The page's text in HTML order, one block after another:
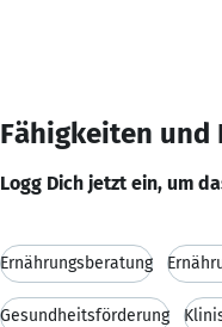
Fähigkeiten und
Logg Dich jetzt ein, um
Ernährungsberatung
Gesundheitsförderung